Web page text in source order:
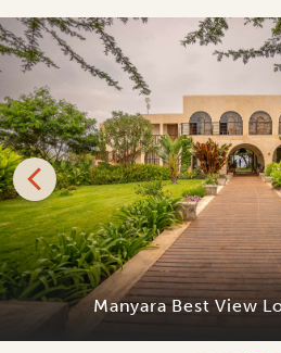
Manyara Best View